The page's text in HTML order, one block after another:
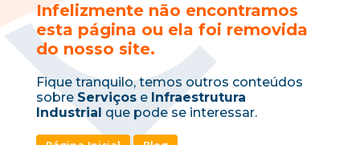
Infelizmente não encontramos
esta página ou ela foi removida
do nosso site.
Fique tranquilo, temos outros conteúdos
sobre Serviçose Infraestrutura
Industrial que pode se interessar.